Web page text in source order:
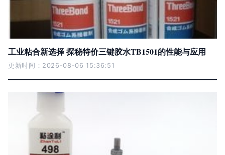
工业粘合新选择 探秘特价三键胶水TB1501的性能与应用
更新时间：2026-08-06 15:36:51